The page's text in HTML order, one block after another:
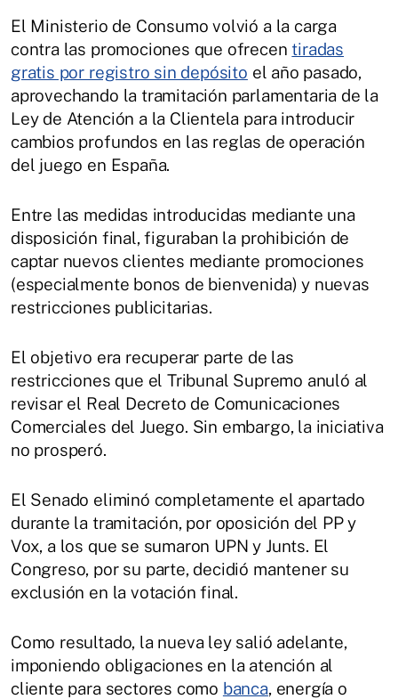
El Ministerio de Consumo volvió a la carga
contra las promociones que ofrecen tiradas
gratis por registro sin depósito el año pasado,
aprovechando la tramitación parlamentaria de la
Ley de Atención a la Clientela para introducir
cambios profundos en las reglas de operación
del juego en España.
Entre las medidas introducidas mediante una
disposición final, figuraban la prohibición de
captar nuevos clientes mediante promociones
(especialmente bonos de bienvenida) y nuevas
restricciones publicitarias.
El objetivo era recuperar parte de las
restricciones que el Tribunal Supremo anuló al
revisar el Real Decreto de Comunicaciones
Comerciales del Juego. Sin embargo, la iniciativa
no prosperó.
El Senado eliminó completamente el apartado
durante la tramitación, por oposición del PP y
Vox, a los que se sumaron UPN y Junts. El
Congreso, por su parte, decidió mantener su
exclusión en la votación final.
Como resultado, la nueva ley salió adelante,
imponiendo obligaciones en la atención al
cliente para sectores como banca, energía o